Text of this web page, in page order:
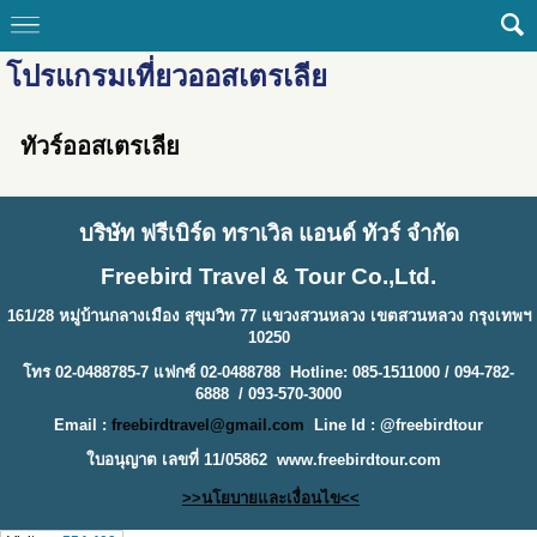
โปรแกรมเที่ยวออสเตรเลีย
ทัวร์ออสเตรเลีย
บริษัท ฟรีเบิร์ด ทราเวิล แอนด์ ทัวร์ จำกัด
Freebird Travel & Tour Co.,Ltd.
161/28 หมู่บ้านกลางเมือง สุขุมวิท 77 แขวงสวนหลวง เขตสวนหลวง กรุงเทพฯ
10250
โทร 02-0488785-7 แฟกซ์ 02-0488788 Hotline: 085-1511000 / 094-782-
6888 / 093-570-3000
Email : freebirdtravel@gmail.com
Line Id : @freebirdtour
ใบอนุญาต เลขที่ 11/05862 www.freebirdtour.com
>>นโยบายและเงื่อนไข<<